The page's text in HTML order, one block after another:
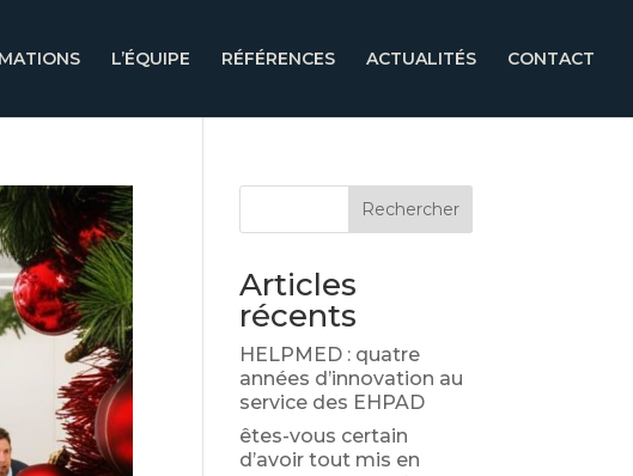
L’ÉQUIPE RÉFÉRENCES ACTUALITÉS CONTACT
Rechercher
Articles
récents
HELPMED : quatre
années d’innovation au
service des EHPAD
êtes-vous certain
d’avoir tout mis en